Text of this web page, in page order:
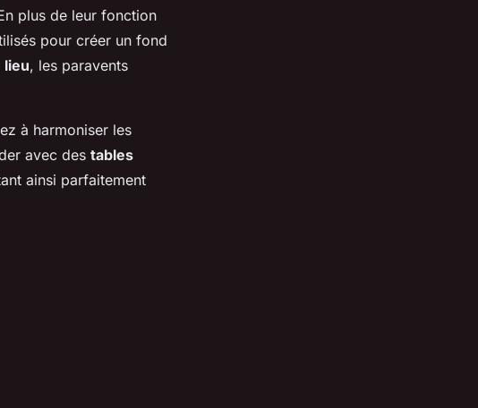
plus de leur fonction
pour créer un fond
lieu, les paravents
à harmoniser les
avec des tables
ainsi parfaitement